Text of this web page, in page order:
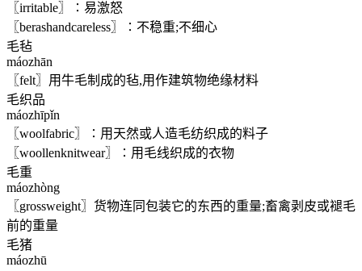
〖irritable〗∶易激怒
〖berashandcareless〗∶不稳重;不细心
毛毡
máozhān
〖felt〗用牛毛制成的毡,用作建筑物绝缘材料
毛织品
máozhīpǐn
〖woolfabric〗∶用天然或人造毛纺织成的料子
〖woollenknitwear〗∶用毛线织成的衣物
毛重
máozhòng
〖grossweight〗货物连同包装它的东西的重量;畜禽剥皮或褪毛
前的重量
毛猪
máozhū